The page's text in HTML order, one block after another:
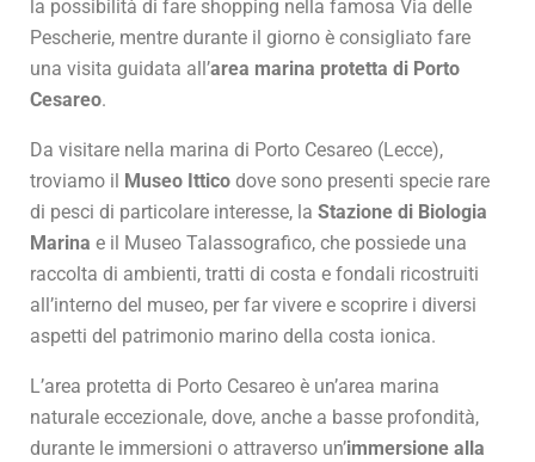
la possibilità di fare shopping nella famosa Via delle
Pescherie, mentre durante il giorno è consigliato fare
una visita guidata all’area marina protetta di Porto
Cesareo.
Da visitare nella marina di Porto Cesareo (Lecce),
troviamo il
Museo Ittico dove sono presenti specie rare
di pesci di particolare interesse, la Stazione di Biologia
Marina e il Museo Talassografico, che possiede una
raccolta di ambienti, tratti di costa e fondali ricostruiti
all’interno del museo, per far vivere e scoprire i diversi
aspetti del patrimonio marino della costa ionica.
L’area protetta di Porto Cesareo è un’area marina
naturale eccezionale, dove, anche a basse profondità,
durante le immersioni o attraverso un’immersione alla